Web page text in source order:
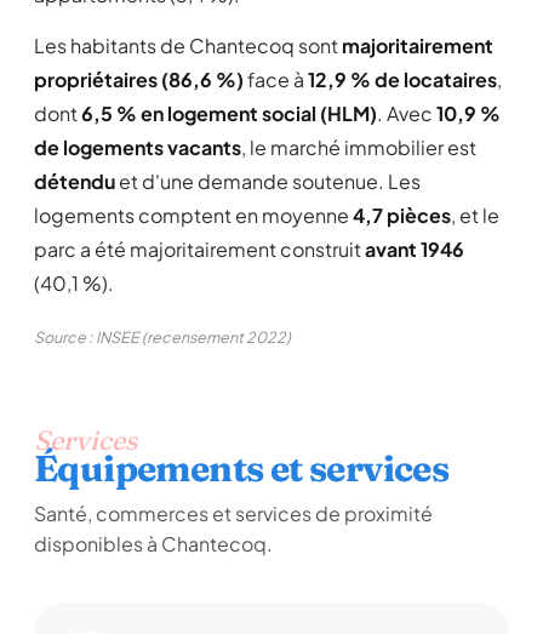
Les habitants de Chantecoq sontmajoritairement
propriétaires (86,6 %)face à12,9 % de locataires,
dont6,5 % en logement social (HLM). Avec10,9 %
de logements vacants, le marché immobilier est
détenduet d'une demande soutenue. Les
logements comptent en moyenne4,7 pièces, et le
parc a été majoritairement construitavant 1946
(40,1 %).
Source : INSEE (recensement 2022)
Services
Équipements et services
Santé, commerces et services de proximité
disponibles à Chantecoq.